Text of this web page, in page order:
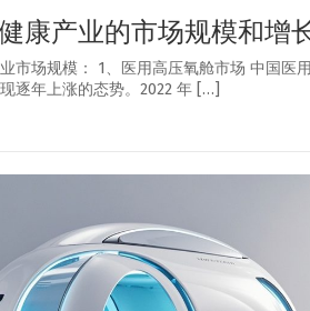
康产业的市场规模和增
市场规模： 1、医用高压氧舱市场 中国医
逐年上涨的态势。2022 年 […]